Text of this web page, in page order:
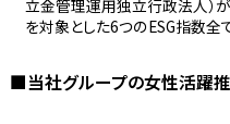
立金管理運用独立行政法人）
を対象とした6つのESG指数全
■当社グループの女性活躍推